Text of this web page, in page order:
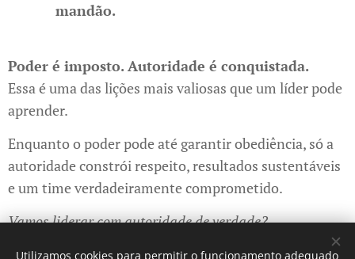
mandão.
Poder é imposto. Autoridade é conquistada.
Essa é uma das lições mais valiosas que um líder pode
aprender.
Enquanto o poder pode até garantir obediência, só a
autoridade constrói respeito, resultados sustentáveis
e um time verdadeiramente comprometido.
Vamos liderar com autoridade de verdade?
Utilizamos cookies para permitir o funcionamento adequado